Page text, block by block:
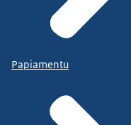
Papiamentu